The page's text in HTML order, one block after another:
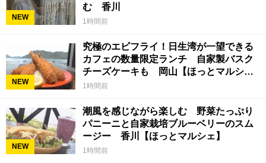
NEW
む 香川
1時間前
NEW
究極のエビフライ！日生湾が一望できる
カフェの数量限定ランチ 自家製バスク
チーズケーキも 岡山【ほっとマルシ
ェ】
1時間前
NEW
潮風を感じながら楽しむ 野菜たっぷり
パニーニと自家栽培ブルーベリーのスム
ージー 香川【ほっとマルシェ】
1時間前